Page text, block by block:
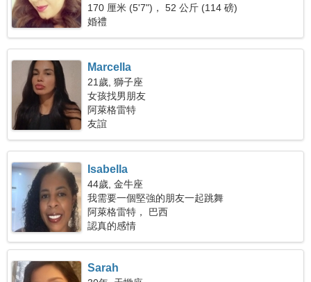
170 厘米 (5'7")， 52 公斤 (114 磅)
婚禮
Marcella
21歲, 獅子座
女孩找男朋友
阿萊格雷特
友誼
Isabella
44歲, 金牛座
我需要一個堅強的朋友一起跳舞
阿萊格雷特， 巴西
認真的感情
Sarah